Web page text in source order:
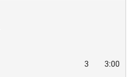
3 3:00